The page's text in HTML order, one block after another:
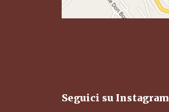
Seguici su Instagram